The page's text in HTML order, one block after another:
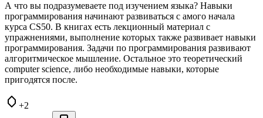
А что вы подразумеваете под изучением языка? Навыки
программирования начинают развиваться с амого начала
курса CS50. В книгах есть лекционный материал с
упражнениями, выполнение которых также развивает навыки
программирования. Задачи по программирования развивают
алгоритмическое мышление. Остальное это теоретический
computer science, либо необходимые навыки, которые
пригодятся после.
+2